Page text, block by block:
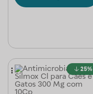
25%